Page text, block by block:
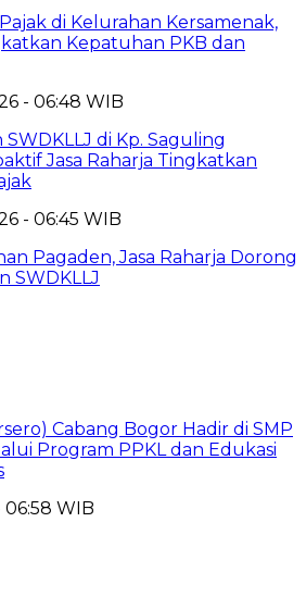
di Kelurahan Kersamenak,
Kepatuhan PKB dan
- 06:48 WIB
di Kp. Saguling
Jasa Raharja Tingkatkan
- 06:45 WIB
Pagaden, Jasa Raharja Dorong
SWDKLLJ
Cabang Bogor Hadir di SMP
Program PPKL dan Edukasi
WIB